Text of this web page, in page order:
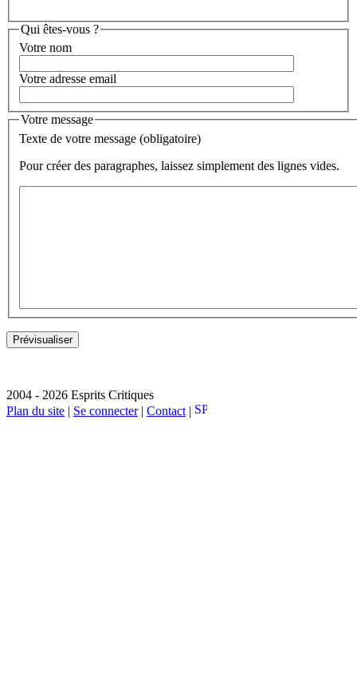
Qui êtes-vous ?
Votre nom
Votre adresse email
Votre message
Texte de votre message (obligatoire)
Pour créer des paragraphes, laissez simplement des lignes vides.
2004 - 2026 Esprits Critiques
Plan du site | Se connecter| Contact |